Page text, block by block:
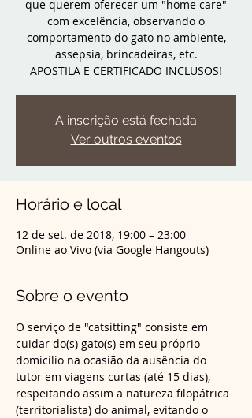
que querem oferecer um "home care"
com excelência, observando o
comportamento do gato no ambiente,
assepsia, brincadeiras, etc.
APOSTILA E CERTIFICADO INCLUSOS!
A inscrição está fechada
Ver outros eventos
Horário e local
12 de set. de 2018, 19:00 – 23:00
Online ao Vivo (via Google Hangouts)
Sobre o evento
O serviço de "catsitting" consiste em
cuidar do(s) gato(s) em seu próprio
domicílio na ocasião da ausência do
tutor em viagens curtas (até 15 dias),
respeitando assim a natureza filopátrica
(territorialista) do animal, evitando o